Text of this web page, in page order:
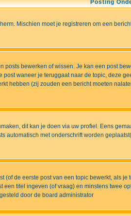
Posting
Mischien moet je registreren om een
bewerken of wissen. Je kan een post
waneer je teruggaat naar de topic, deze
hebben (zij zouden een bericht moeten
dit kan je doen via uw profiel. Eens
automatisch met onderschrift worden
de eerste post van een topic bewerkt, als je
titel ingeven (of vraag) en minstens twee
door de board administrator